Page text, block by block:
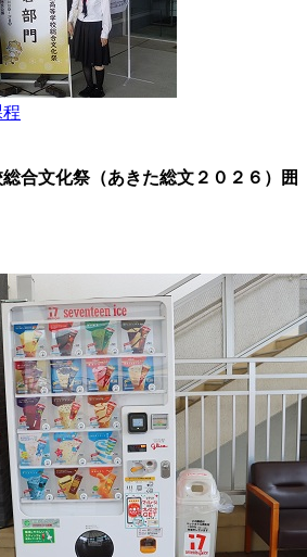
合文化祭（あきた総文２０２６）囲